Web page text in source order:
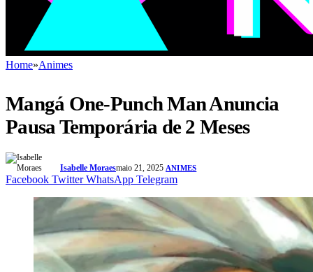
Home»Animes
Mangá One-Punch Man Anuncia
Pausa Temporária de 2 Meses
Isabelle Moraesmaio 21, 2025 ANIMES
Facebook Twitter WhatsApp Telegram